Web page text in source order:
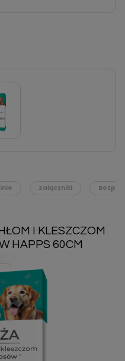
Załączniki
I KLESZCZOM
HAPPS 60CM